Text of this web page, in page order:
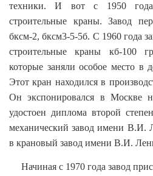
техники. И вот с 1950 года
строительные краны. Завод
бксм-2, бксм3-5-5б. С 1960 года
строительные краны кб-100
которые заняли особое место в
Этот кран находился в
Он экспонировался в
удостоен диплома второй
механический завод имени В.И.
в крановый завод имени В.И.
Начиная с 1970 года завод